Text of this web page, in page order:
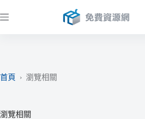
至
首頁
› 瀏覽相關
瀏覽相關